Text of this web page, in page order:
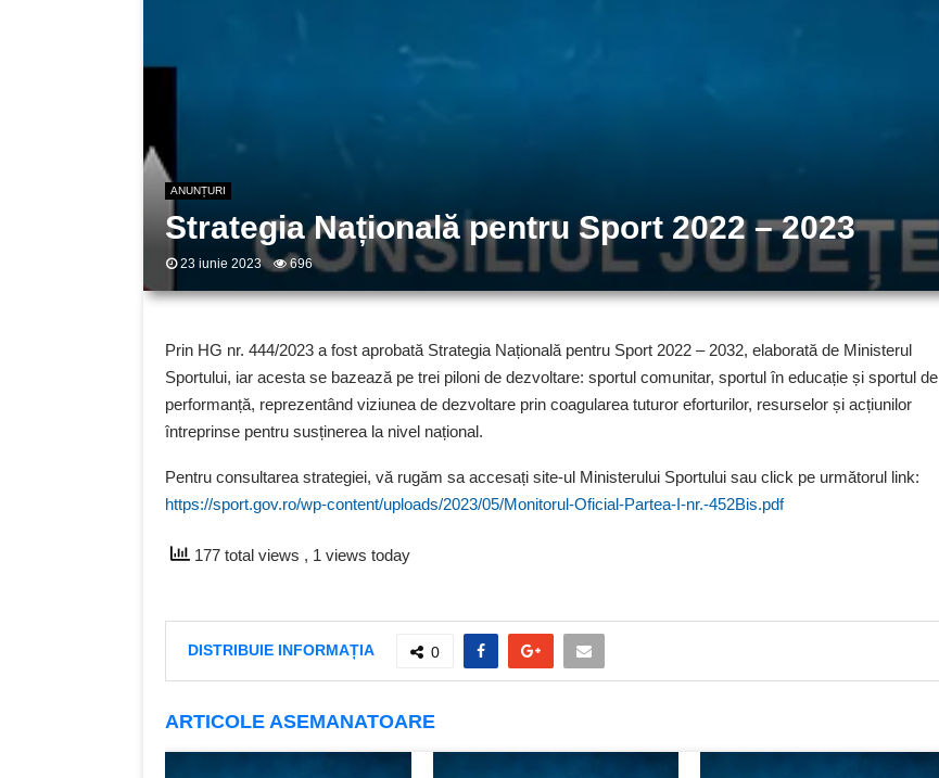
ANUNȚURI
Strategia Națională pentru Sport 2022 – 2023
23 iunie 2023 696
Prin HG nr. 444/2023 a fost aprobată Strategia Națională pentru Sport 2022 – 2032, elaborată de Ministerul
Sportului, iar acesta se bazează pe trei piloni de dezvoltare: sportul comunitar, sportul în educație și sportul de
performanță, reprezentând viziunea de dezvoltare prin coagularea tuturor eforturilor, resurselor și acțiunilor
întreprinse pentru susținerea la nivel național.
Pentru consultarea strategiei, vă rugăm sa accesați site-ul Ministerului Sportului sau click pe următorul link:
https://sport.gov.ro/wp-content/uploads/2023/05/Monitorul-Oficial-Partea-I-nr.-452Bis.pdf
177 total views , 1 views today
DISTRIBUIE INFORMAȚIA 0
ARTICOLE ASEMANATOARE